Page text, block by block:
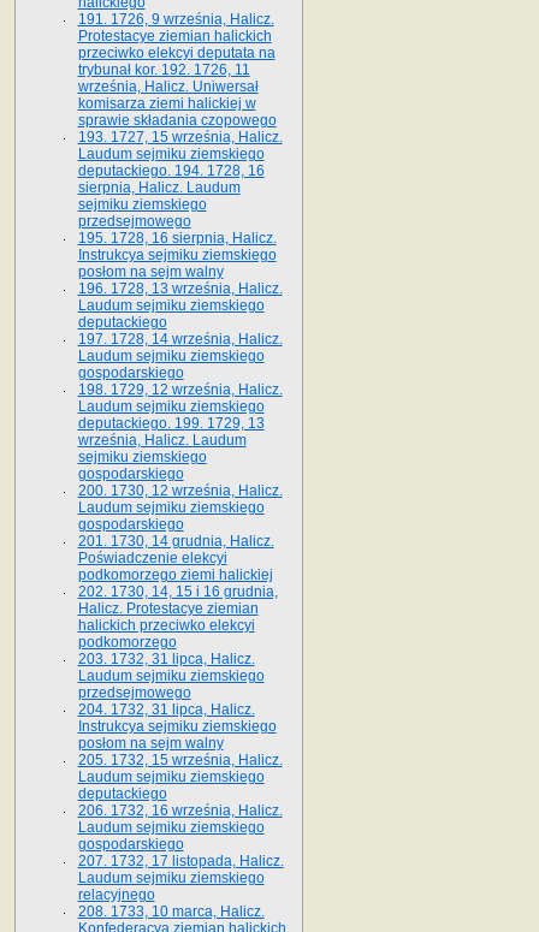
191. 1726, 9 września, Halicz.
Protestacye ziemian halickich
przeciwko elekcyi deputata na
trybunał kor. 192. 1726, 11
września, Halicz. Uniwersał
komisarza ziemi halickiej w
sprawie składania czopowego
193. 1727, 15 września, Halicz.
Laudum sejmiku ziemskiego
deputackiego. 194. 1728, 16
sierpnia, Halicz. Laudum
sejmiku ziemskiego
przedsejmowego
195. 1728, 16 sierpnia, Halicz.
Instrukcya sejmiku ziemskiego
posłom na sejm walny
196. 1728, 13 września, Halicz.
Laudum sejmiku ziemskiego
deputackiego
197. 1728, 14 września, Halicz.
Laudum sejmiku ziemskiego
gospodarskiego
198. 1729, 12 września, Halicz.
Laudum sejmiku ziemskiego
deputackiego. 199. 1729, 13
września, Halicz. Laudum
sejmiku ziemskiego
gospodarskiego
200. 1730, 12 września, Halicz.
Laudum sejmiku ziemskiego
gospodarskiego
201. 1730, 14 grudnia, Halicz.
Poświadczenie elekcyi
podkomorzego ziemi halickiej
202. 1730, 14, 15 i 16 grudnia,
Halicz. Protestacye ziemian
halickich przeciwko elekcyi
podkomorzego
203. 1732, 31 lipca, Halicz.
Laudum sejmiku ziemskiego
przedsejmowego
204. 1732, 31 lipca, Halicz.
Instrukcya sejmiku ziemskiego
posłom na sejm walny
205. 1732, 15 września, Halicz.
Laudum sejmiku ziemskiego
deputackiego
206. 1732, 16 września, Halicz.
Laudum sejmiku ziemskiego
gospodarskiego
207. 1732, 17 listopada, Halicz.
Laudum sejmiku ziemskiego
relacyjnego
208. 1733, 10 marca, Halicz.
Konfederacya ziemian halickich­